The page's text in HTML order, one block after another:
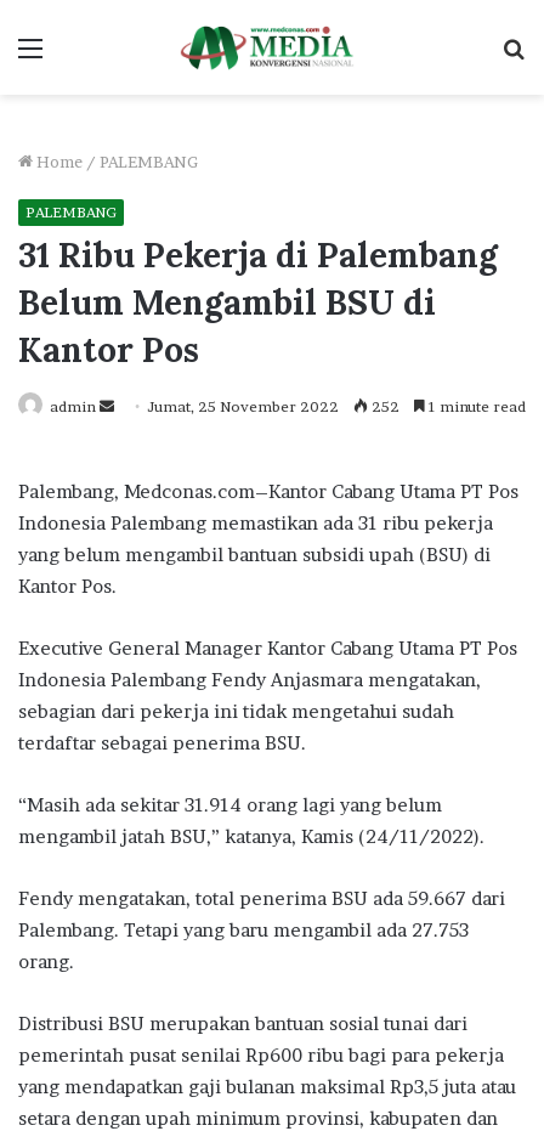
Menu
Home / PALEMBANG
PALEMBANG
31 Ribu Pekerja di Palembang
Belum Mengambil BSU di
Kantor Pos
admin
Send Jumat, 25 November 2022 252 1 minute read
Palembang, Medconas.com–Kantor Cabang Utama PT Pos
Indonesia Palembang memastikan ada 31 ribu pekerja
yang belum mengambil bantuan subsidi upah (BSU) di
Kantor Pos.
Executive General Manager Kantor Cabang Utama PT Pos
Indonesia Palembang Fendy Anjasmara mengatakan,
sebagian dari pekerja ini tidak mengetahui sudah
terdaftar sebagai penerima BSU.
“Masih ada sekitar 31.914 orang lagi yang belum
mengambil jatah BSU,” katanya, Kamis (24/11/2022).
Fendy mengatakan, total penerima BSU ada 59.667 dari
Palembang. Tetapi yang baru mengambil ada 27.753
orang.
Distribusi BSU merupakan bantuan sosial tunai dari
pemerintah pusat senilai Rp600 ribu bagi para pekerja
yang mendapatkan gaji bulanan maksimal Rp3,5 juta atau
setara dengan upah minimum provinsi, kabupaten dan